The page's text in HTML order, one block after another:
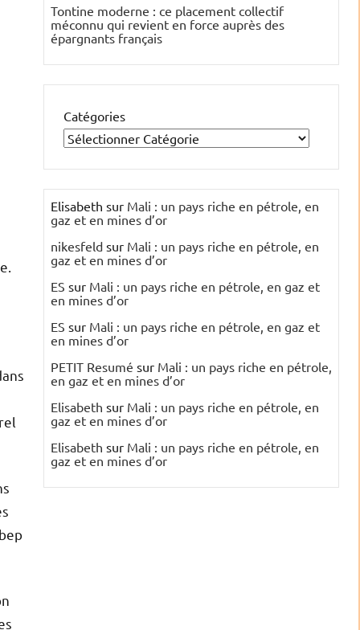
Tontine moderne : ce placement collectif
méconnu qui revient en force auprès des
épargnants français
Catégories
Elisabeth sur Mali : un pays riche en pétrole, en
gaz et en mines d’or
nikesfeld sur Mali : un pays riche en pétrole, en
gaz et en mines d’or
ES sur Mali : un pays riche en pétrole, en gaz et
en mines d’or
ES sur Mali : un pays riche en pétrole, en gaz et
en mines d’or
PETIT Resumé sur Mali : un pays riche en pétrole,
en gaz et en mines d’or
Elisabeth sur Mali : un pays riche en pétrole, en
gaz et en mines d’or
Elisabeth sur Mali : un pays riche en pétrole, en
gaz et en mines d’or